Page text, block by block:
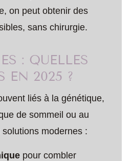
on peut obtenir des
sans chirurgie.
: QUELLES
EN 2025 ?
liés à la génétique,
de sommeil ou au
modernes :
pour combler